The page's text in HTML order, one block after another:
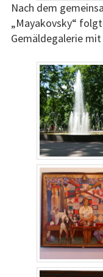
Nach dem
„Mayakovsky“
Gemäldegalerie